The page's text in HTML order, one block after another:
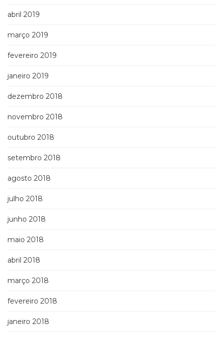
abril 2019
março 2019
fevereiro 2019
janeiro 2019
dezembro 2018
novembro 2018
outubro 2018
setembro 2018
agosto 2018
julho 2018
junho 2018
maio 2018
abril 2018
março 2018
fevereiro 2018
janeiro 2018